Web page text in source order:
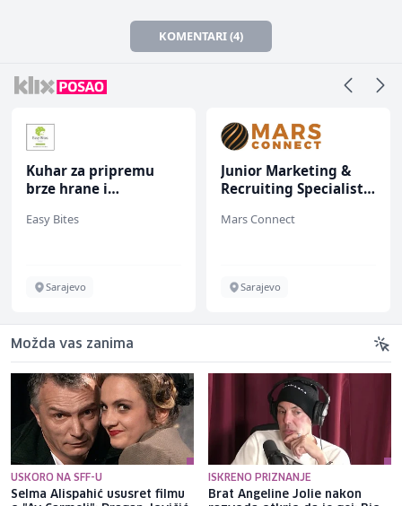
KOMENTARI (4)
Kuhar za pripremu
brze hrane i
ž)
Easy Bites
Sarajevo
Junior Marketing &
Recruiting Specialist
Mars Connect
Sarajevo
Možda vas zanima
USKORO NA SFF-U
Selma Alispahić ususret filmu
ISKRENO PRIZNANJE
Brat Angeline Jolie nakon